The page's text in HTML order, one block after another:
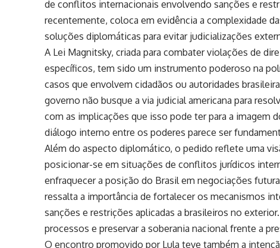
de conflitos internacionais envolvendo sanções e
recentemente, coloca em evidência a complexidade
soluções diplomáticas para evitar judicializações
A Lei Magnitsky, criada para combater violações de
específicos, tem sido um instrumento poderoso na
casos que envolvem cidadãos ou autoridades
governo não busque a via judicial americana para
com as implicações que isso pode ter para a imagem
diálogo interno entre os poderes parece ser
Além do aspecto diplomático, o pedido reflete uma
posicionar-se em situações de conflitos jurídicos
enfraquecer a posição do Brasil em negociações
ressalta a importância de fortalecer os mecanismos
sanções e restrições aplicadas a brasileiros no
processos e preservar a soberania nacional frente a
O encontro promovido por Lula teve também a